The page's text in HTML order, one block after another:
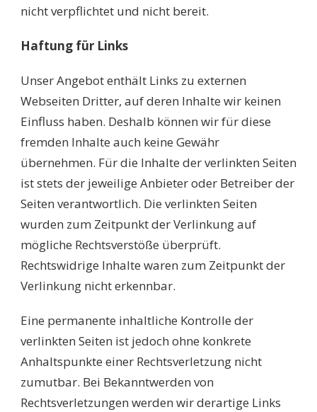
nicht verpflichtet und nicht bereit.
Haftung für Links
Unser Angebot enthält Links zu externen
Webseiten Dritter, auf deren Inhalte wir keinen
Einfluss haben. Deshalb können wir für diese
fremden Inhalte auch keine Gewähr
übernehmen. Für die Inhalte der verlinkten Seiten
ist stets der jeweilige Anbieter oder Betreiber der
Seiten verantwortlich. Die verlinkten Seiten
wurden zum Zeitpunkt der Verlinkung auf
mögliche Rechtsverstöße überprüft.
Rechtswidrige Inhalte waren zum Zeitpunkt der
Verlinkung nicht erkennbar.
Eine permanente inhaltliche Kontrolle der
verlinkten Seiten ist jedoch ohne konkrete
Anhaltspunkte einer Rechtsverletzung nicht
zumutbar. Bei Bekanntwerden von
Rechtsverletzungen werden wir derartige Links